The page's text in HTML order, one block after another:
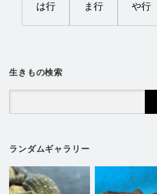
は行 ま行 や行
生きもの検索
ランダムギャラリー